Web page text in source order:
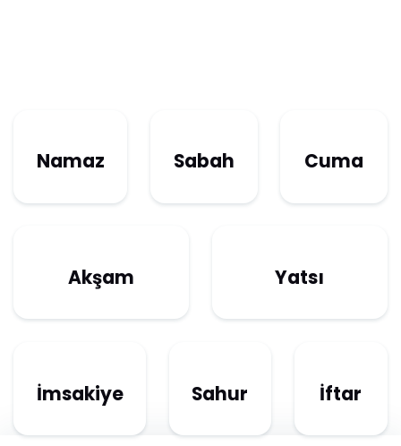
Namaz Sabah Cuma
Akşam Yatsı
İmsakiye Sahur İftar